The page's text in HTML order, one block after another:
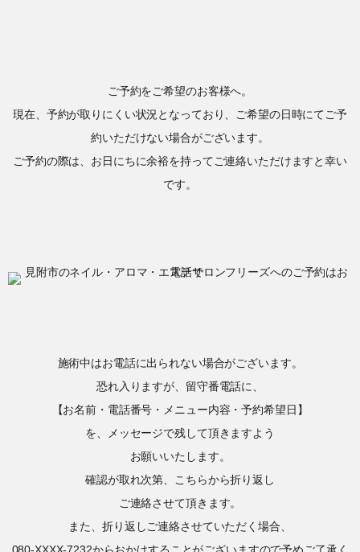
ご予約をご希望のお客様へ。
現在、予約が取りにくい状況となっており、ご希望の日時にてご予
約いただけない場合がございます。
ご予約の際は、お日にちに余裕を持ってご連絡いただけますと幸い
です。
施術中はお電話に出られない場合がございます。
恐れ入りますが、留守番電話に、
【お名前・電話番号・メニュー内容・予約希望日】
を、メッセージで残して頂きますよう
お願いいたします。
確認が取れ次第、こちらから折り返し
ご連絡させて頂きます。
また、折り返しご連絡させていただく場合、